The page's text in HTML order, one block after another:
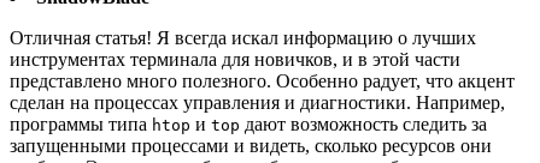
Отличная статья! Я всегда искал информацию о лучших
инструментах терминала для новичков, и в этой части
представлено много полезного. Особенно радует, что акцент
сделан на процессах управления и диагностики. Например,
программы типа htop и top дают возможность следить за
запущенными процессами и видеть, сколько ресурсов они